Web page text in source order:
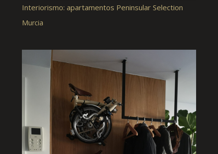
Interiorismo: apartamentos Peninsular Selection
Murcia